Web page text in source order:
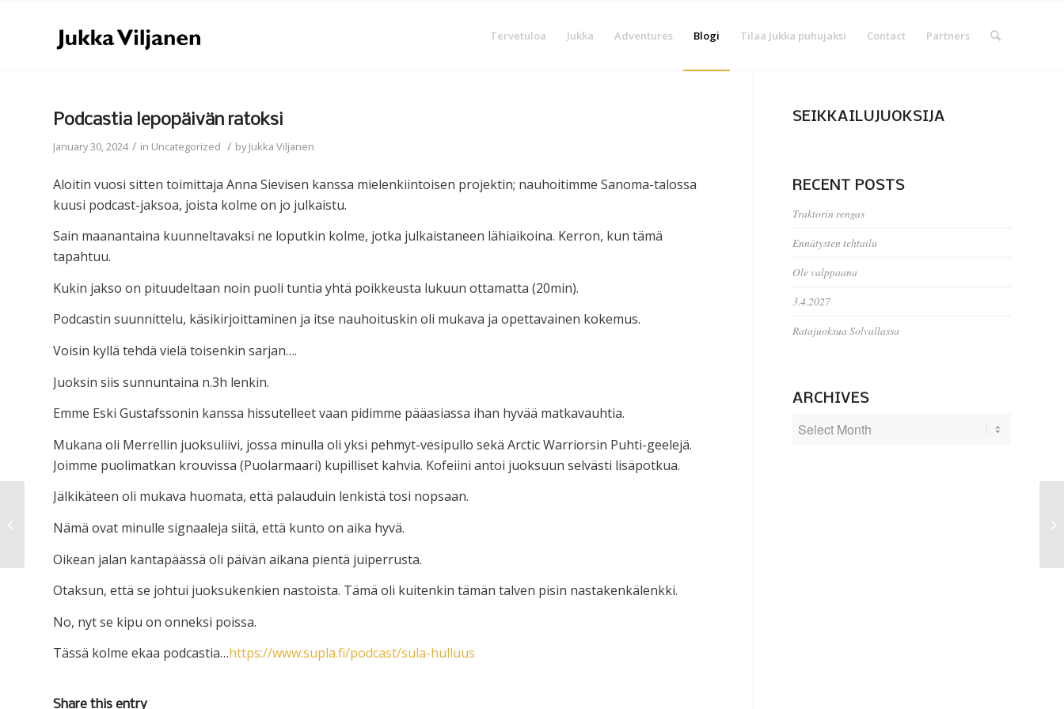
Tervetuloa Jukka Adventures Blogi Tilaa Jukka puhujaksi Contact Partners
Podcastia lepopäivän ratoksi
January 30, 2024 / in Uncategorized / byJukka Viljanen
Aloitin vuosi sitten toimittaja Anna Sievisen kanssa mielenkiintoisen projektin; nauhoitimme Sanoma-talossa
kuusi podcast-jaksoa, joista kolme on jo julkaistu.
Sain maanantaina kuunneltavaksi ne loputkin kolme, jotka julkaistaneen lähiaikoina. Kerron, kun tämä
tapahtuu.
Kukin jakso on pituudeltaan noin puoli tuntia yhtä poikkeusta lukuun ottamatta (20min).
Podcastin suunnittelu, käsikirjoittaminen ja itse nauhoituskin oli mukava ja opettavainen kokemus.
Voisin kyllä tehdä vielä toisenkin sarjan….
Juoksin siis sunnuntaina n.3h lenkin.
Emme Eski Gustafssonin kanssa hissutelleet vaan pidimme pääasiassa ihan hyvää matkavauhtia.
Mukana oli Merrellin juoksuliivi, jossa minulla oli yksi pehmyt-vesipullo sekä Arctic Warriorsin Puhti-geelejä.
Joimme puolimatkan krouvissa (Puolarmaari) kupilliset kahvia. Kofeiini antoi juoksuun selvästi lisäpotkua.
Jälkikäteen oli mukava huomata, että palauduin lenkistä tosi nopsaan.
Nämä ovat minulle signaaleja siitä, että kunto on aika hyvä.
Oikean jalan kantapäässä oli päivän aikana pientä juiperrusta.
Otaksun, että se johtui juoksukenkien nastoista. Tämä oli kuitenkin tämän talven pisin nastakenkälenkki.
No, nyt se kipu on onneksi poissa.
Tässä kolme ekaa podcastia…https://www.supla.fi/podcast/sula-hulluus
Share this entry
SEIKKAILUJUOKSIJA
RECENT POSTS
Traktorin rengas
Ennätysten tehtailu
Ole valppaana
3.4.2027
Ratajuoksua Solvallassa
ARCHIVES
Metsässä ja maantiellä